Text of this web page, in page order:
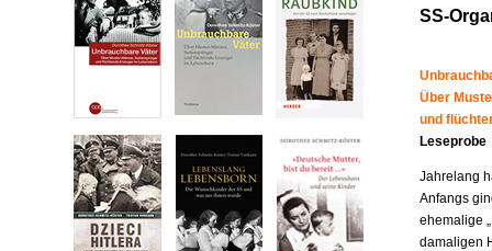
SS-
Über
und
Leseprobe
Jahrelang
Anfangs
ehemalige
damaligen